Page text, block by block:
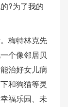
?为了我的
梅特林克先
个像邻居贝
治好女儿病
和狗猫等灵
福乐园、未